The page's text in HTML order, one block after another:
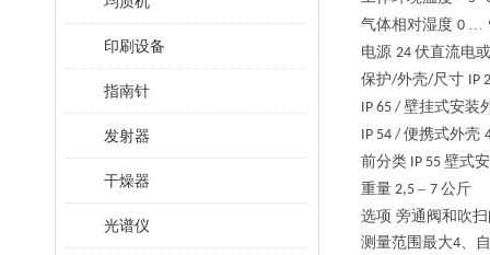
印刷设备
指南针
发射器
干燥器
光谱仪
气体相对湿度 0 …
电源 24 伏直流电
保护/外壳/尺寸 IP
IP 65 / 壁挂式安装
IP 54 / 便携式外壳
前分类 IP 55 壁式
重量 2,5 – 7 公斤
选项 旁通阀和吹
测量范围最大4、